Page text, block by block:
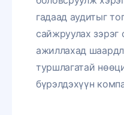
гадаад аудитыг
сайжруулах зэрэг
ажиллахад
туршлагатай
бүрэлдэхүүн